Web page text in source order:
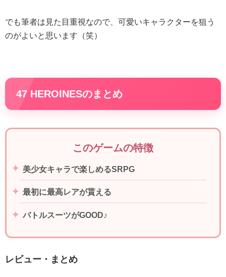
でも筆者は見た目重視なので、可愛いキャラクターを狙う
のがよいと思います（笑）
47 HEROINESのまとめ
このゲームの特徴
美少女キャラで楽しめるSRPG
最初に最高レアが貰える
バトルスーツがGOOD♪
レビュー・まとめ